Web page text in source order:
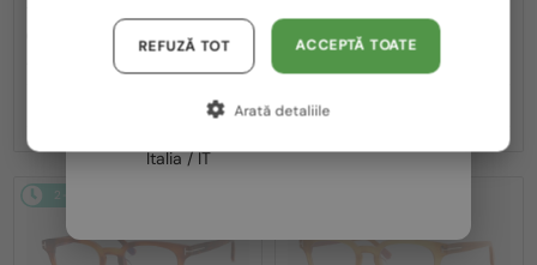
CU FILTRU PENTRU LUMINĂ
ALBASTRU-VIOLET
LENTILE CU FILTRU PENTRU
LUMINĂ ALBASTRU-VIOLET
976 RON
2-4 ZILE
Austria / AT
Germania / DE
Franța / FR
Italia / IT
ACCEPTĂ TOATE
REFUZĂ TOT
Arată detaliile